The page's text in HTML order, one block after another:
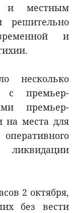
и местным
решительно
и
несколько
с премьер-
премьер-
на места для
2 октября,
без вести